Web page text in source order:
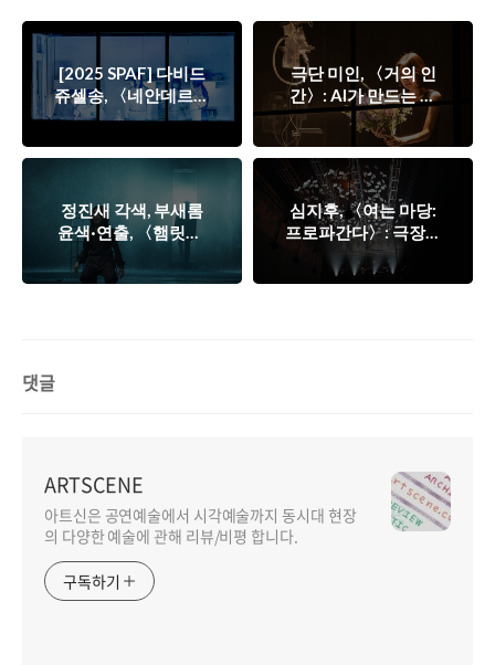
[2025 SPAF] 다비드
쥬셀송, 〈네안데르탈
인〉: 인간의 주관적
사랑
극단 미인, 〈거의 인
간〉: AI가 만드는 세
계의 존재 양상에 대
한
정진새 각색, 부새롬
윤색·연출, 〈햄릿〉:
‘햄릿’의 비실존성 혹
은 수행성
심지후, 〈여는 마당:
프로파간다〉: 극장과
광장 사이의 간격 없
음으로부터…
댓글
ARTSCENE
아트신은 공연예술에서 시각예술까지 동시대 현장
의 다양한 예술에 관해 리뷰/비평 합니다.
구독하기